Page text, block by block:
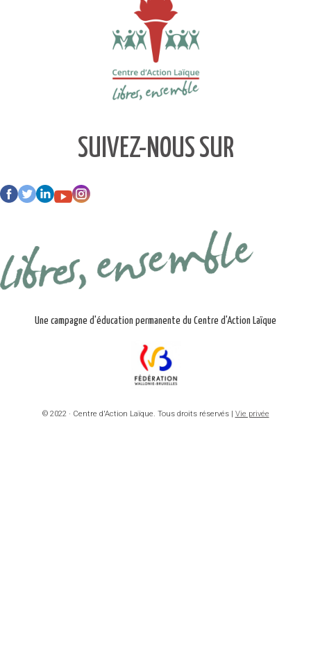
SUIVEZ-NOUS SUR
Une campagne d'éducation permanente du Centre d'Action Laïque
© 2022 · Centre d'Action Laïque. Tous droits réservés | Vie privée